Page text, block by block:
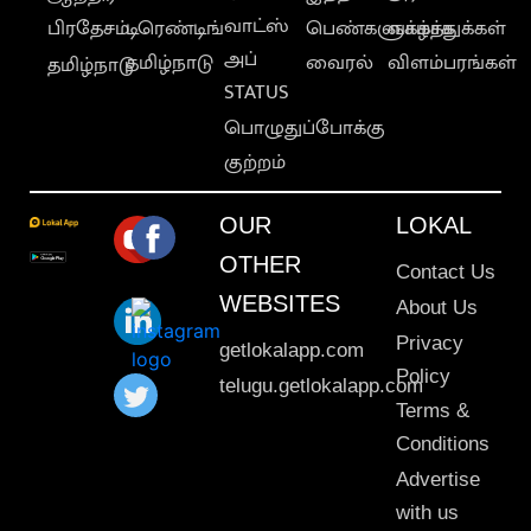
பிரதேசம்
தமிழ்நாடு
டிரெண்டிங்
தமிழ்நாடு
வாட்ஸ்
அப்
STATUS
பொழுதுப்போக்கு
குற்றம்
பெண்களுக்காக
வைரல்
வாழ்த்துக்கள்
விளம்பரங்கள்
OUR
OTHER
WEBSITES
getlokalapp.com
telugu.getlokalapp.com
LOKAL
Contact Us
About Us
Privacy
Policy
Terms &
Conditions
Advertise
with us